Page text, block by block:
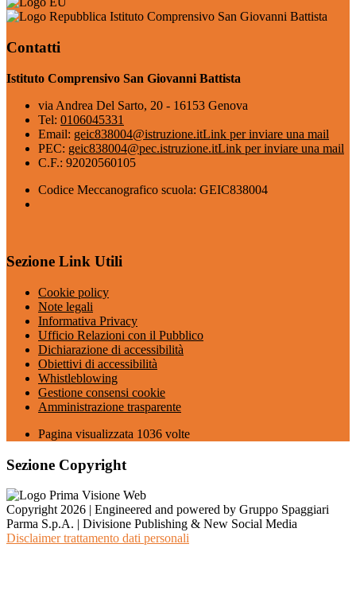
Istituto Comprensivo San Giovanni Battista
Contatti
Istituto Comprensivo San Giovanni Battista
via Andrea Del Sarto, 20 - 16153 Genova
Tel: 0106045331
Email: geic838004@istruzione.itLink per inviare una mail
PEC: geic838004@pec.istruzione.itLink per inviare una mail
C.F.: 92020560105
Codice Meccanografico scuola: GEIC838004
Sezione Link Utili
Cookie policy
Note legali
Informativa Privacy
Ufficio Relazioni con il Pubblico
Dichiarazione di accessibilità
Obiettivi di accessibilità
Whistleblowing
Gestione consensi cookie
Amministrazione trasparente
Pagina visualizzata 1036 volte
Sezione Copyright
Copyright 2026 | Engineered and powered by Gruppo Spaggiari
Parma S.p.A. | Divisione Publishing & New Social Media
Disclaimer trattamento dati personali